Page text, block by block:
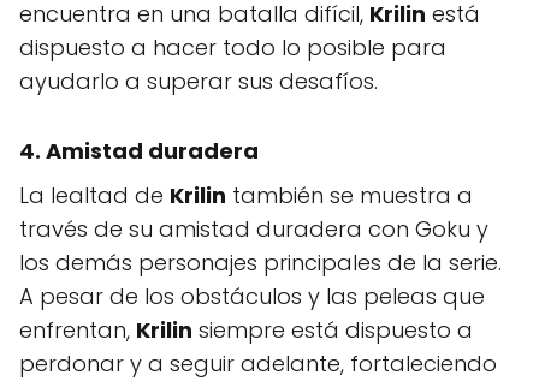
encuentra en una batalla difícil, Krilin está
dispuesto a hacer todo lo posible para
ayudarlo a superar sus desafíos.
4. Amistad duradera
La lealtad de Krilin también se muestra a
través de su amistad duradera con Goku y
los demás personajes principales de la serie.
A pesar de los obstáculos y las peleas que
enfrentan, Krilin siempre está dispuesto a
perdonar y a seguir adelante, fortaleciendo